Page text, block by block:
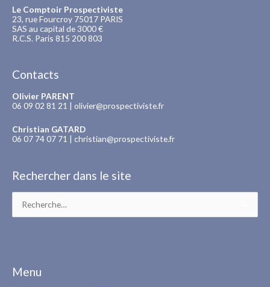
Le Comptoir Prospectiviste
23, rue Fourcroy 75017 PARIS
SAS au capital de 3000 €
R.C.S. Paris 815 200 803
Contacts
Olivier PARENT
06 09 02 81 21 | olivier@prospectiviste.fr
Christian GATARD
06 07 74 07 71 | christian@prospectiviste.fr
Rechercher dans le site
Rechercher :
Menu